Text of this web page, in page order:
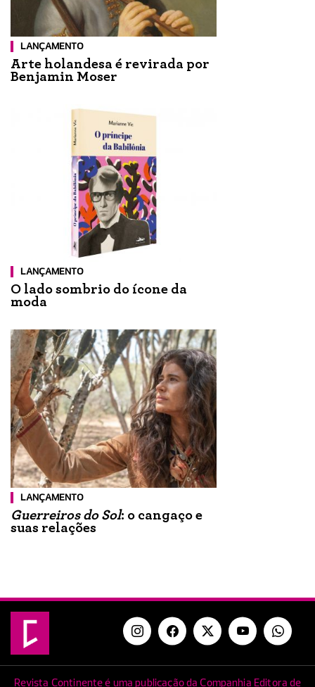
LANÇAMENTO
Arte holandesa é revirada por
Benjamin Moser
LANÇAMENTO
O lado sombrio do ícone da
moda
LANÇAMENTO
Guerreiros do Sol: o cangaço e
suas relações
Revista Continente é uma publicação da Companhia Editora de